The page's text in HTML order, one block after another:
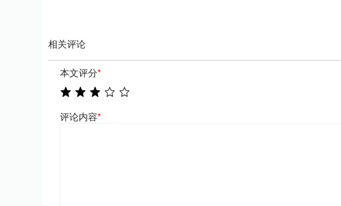
相关评论
本文评分*
评论内容*